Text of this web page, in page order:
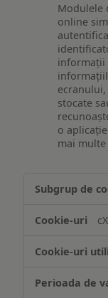
Modulele
online
informații
stocate
o
mai
și/sau
informațiilor
pe
dispozitiv